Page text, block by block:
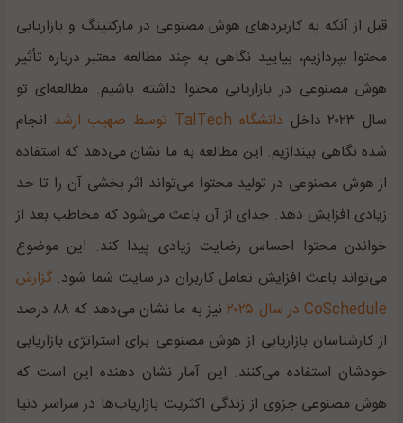
قبل از آنکه به کاربرد‌های هوش مصنوعی در مارکتینگ و بازاریابی
محتوا بپردازیم، بیایید نگاهی به چند مطالعه معتبر درباره تأثیر
هوش مصنوعی در بازاریابی محتوا داشته باشیم. مطالعه‌ای تو
سال ۲۰۲۳ داخل
دانشگاه TalTech توسط صهیب ارشد
انجام
شده نگاهی بیندازیم. این مطالعه به ما نشان می‌دهد که استفاده
از هوش مصنوعی در تولید محتوا می‌تواند اثر بخشی آن را تا حد
زیادی افزایش دهد. جدای از آن باعث می‌شود که مخاطب بعد از
خواندن محتوا احساس رضایت زیادی پیدا کند. این موضوع
می‌تواند باعث افزایش تعامل کاربران در سایت شما شود.گزارش
CoSchedule در سال ۲۰۲۵
نیز به ما نشان می‌دهد که ۸۸ درصد
از کارشناسان بازاریابی از هوش مصنوعی برای استراتژی بازاریابی
خودشان استفاده می‌کنند. این آمار نشان دهنده این است که
هوش مصنوعی جزوی از زندگی اکثریت بازاریاب‌ها در سراسر دنیا